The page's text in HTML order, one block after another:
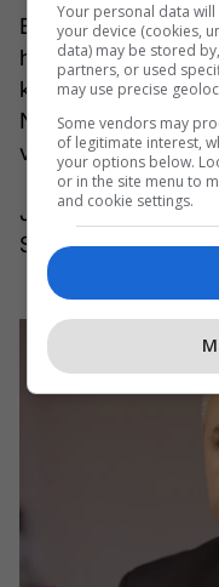
Bekim Jashari, po
humbjen në
kandidati i Partisë
Nura, i cili u
votave.
Jashari kishte
Skenderajt për një
Your personal data
your device (cookies,
data) may be stored
partners, or used
may use precise
Some vendors may
of legitimate interest,
your options below.
or in the site menu to
and cookie settings.